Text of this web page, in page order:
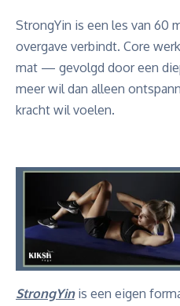
StrongYin is een les van 60
overgave verbindt. Core
mat — gevolgd door een
meer wil dan alleen
kracht wil voelen.
StrongYinis een eigen